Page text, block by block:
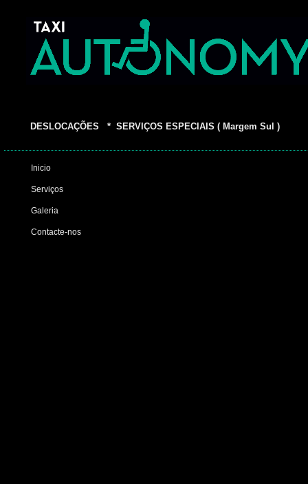
DESLOCAÇÕES * SERVIÇOS ESPECIAIS ( Margem Sul )
Inicio
Serviços
Contacte-nos
Galeria